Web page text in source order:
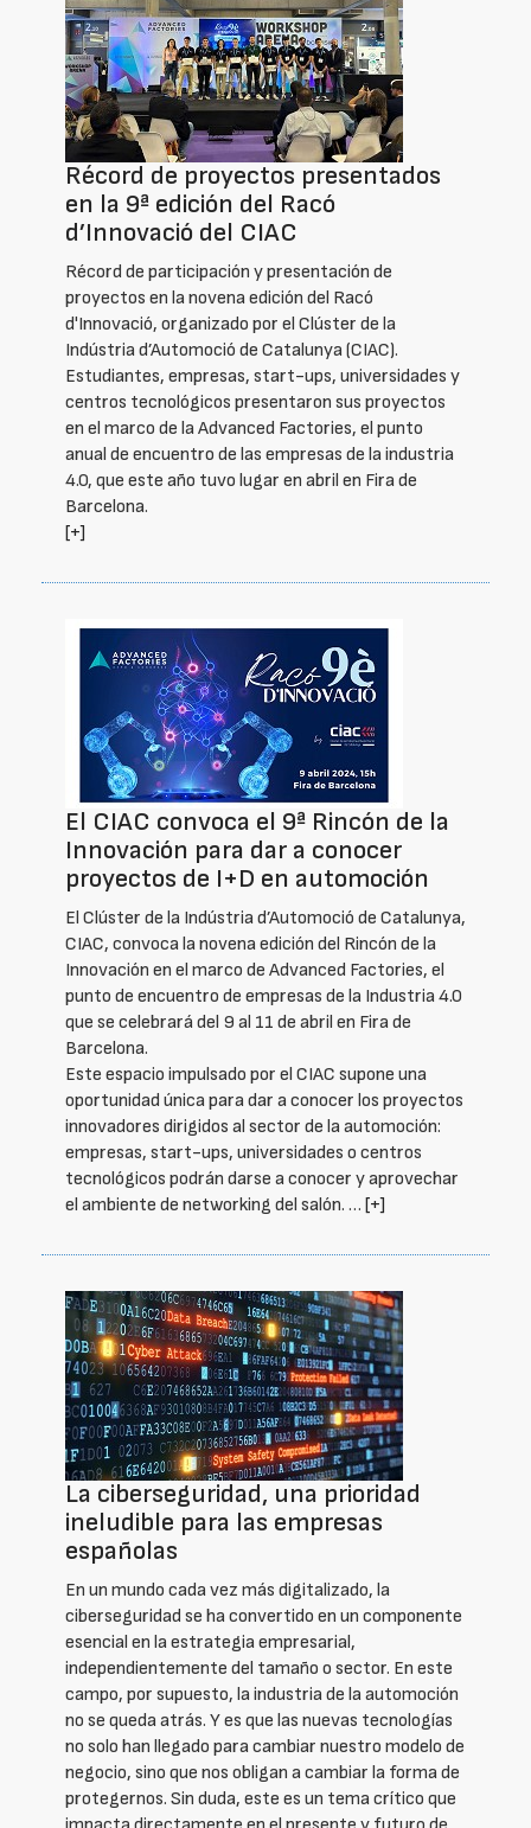
Récord de proyectos presentados
en la 9ª edición del Racó
d’Innovació del CIAC
Récord de participación y presentación de
proyectos en la novena edición del Racó
d'Innovació, organizado por el Clúster de la
Indústria d’Automoció de Catalunya (CIAC).
Estudiantes, empresas, start-ups, universidades y
centros tecnológicos presentaron sus proyectos
en el marco de la Advanced Factories, el punto
anual de encuentro de las empresas de la industria
4.0, que este año tuvo lugar en abril en Fira de
Barcelona.
[+]
El CIAC convoca el 9ª Rincón de la
Innovación para dar a conocer
proyectos de I+D en automoción
El Clúster de la Indústria d’Automoció de Catalunya,
CIAC, convoca la novena edición del Rincón de la
Innovación en el marco de Advanced Factories, el
punto de encuentro de empresas de la Industria 4.0
que se celebrará del 9 al 11 de abril en Fira de
Barcelona.
Este espacio impulsado por el CIAC supone una
oportunidad única para dar a conocer los proyectos
innovadores dirigidos al sector de la automoción:
empresas, start-ups, universidades o centros
tecnológicos podrán darse a conocer y aprovechar
el ambiente de networking del salón. … [+]
La ciberseguridad, una prioridad
ineludible para las empresas
españolas
En un mundo cada vez más digitalizado, la
ciberseguridad se ha convertido en un componente
esencial en la estrategia empresarial,
independientemente del tamaño o sector. En este
campo, por supuesto, la industria de la automoción
no se queda atrás. Y es que las nuevas tecnologías
no solo han llegado para cambiar nuestro modelo de
negocio, sino que nos obligan a cambiar la forma de
protegernos. Sin duda, este es un tema crítico que